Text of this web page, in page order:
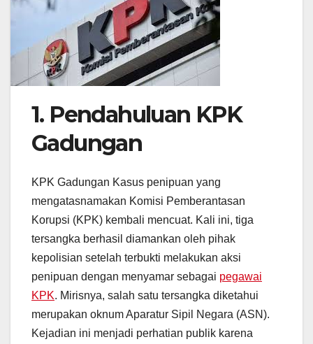
1. Pendahuluan KPK
Gadungan
KPK Gadungan Kasus penipuan yang
mengatasnamakan Komisi Pemberantasan
Korupsi (KPK) kembali mencuat. Kali ini, tiga
tersangka berhasil diamankan oleh pihak
kepolisian setelah terbukti melakukan aksi
penipuan dengan menyamar sebagai pegawai
KPK. Mirisnya, salah satu tersangka diketahui
merupakan oknum Aparatur Sipil Negara (ASN).
Kejadian ini menjadi perhatian publik karena